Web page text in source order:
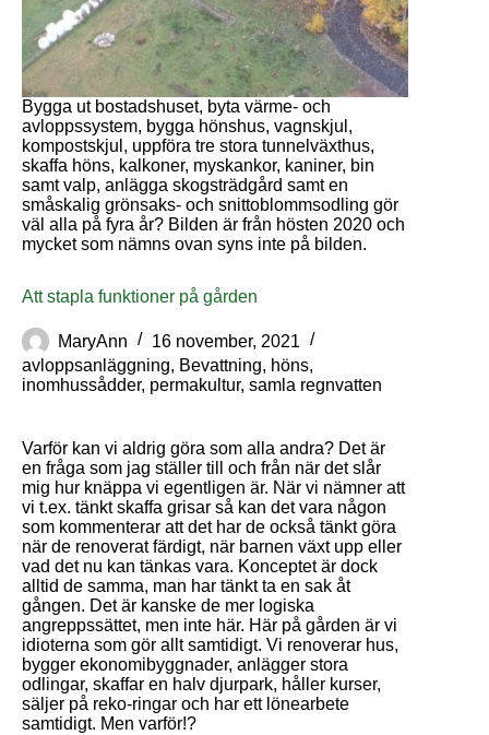
Bygga ut bostadshuset, byta värme- och
avloppssystem, bygga hönshus, vagnskjul,
kompostskjul, uppföra tre stora tunnelväxthus,
skaffa höns, kalkoner, myskankor, kaniner, bin
samt valp, anlägga skogsträdgård samt en
småskalig grönsaks- och snittoblommsodling gör
väl alla på fyra år? Bilden är från hösten 2020 och
mycket som nämns ovan syns inte på bilden.
Att stapla funktioner på gården
MaryAnn
16 november, 2021
avloppsanläggning, Bevattning, höns,
inomhussådder, permakultur, samla regnvatten
Varför kan vi aldrig göra som alla andra? Det är
en fråga som jag ställer till och från när det slår
mig hur knäppa vi egentligen är. När vi nämner att
vi t.ex. tänkt skaffa grisar så kan det vara någon
som kommenterar att det har de också tänkt göra
när de renoverat färdigt, när barnen växt upp eller
vad det nu kan tänkas vara. Konceptet är dock
alltid de samma, man har tänkt ta en sak åt
gången. Det är kanske de mer logiska
angreppssättet, men inte här. Här på gården är vi
idioterna som gör allt samtidigt. Vi renoverar hus,
bygger ekonomibyggnader, anlägger stora
odlingar, skaffar en halv djurpark, håller kurser,
säljer på reko-ringar och har ett lönearbete
samtidigt. Men varför!?